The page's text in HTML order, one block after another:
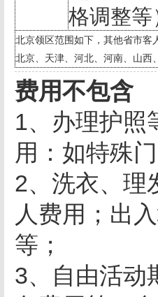
格调整
北京领区范围如下，其他省市客
北京、天津、河北、河南、山西
费用不包含
1、办理护照
用：如特殊
2、洗衣、理
人费用；出
等；
3、自由活动